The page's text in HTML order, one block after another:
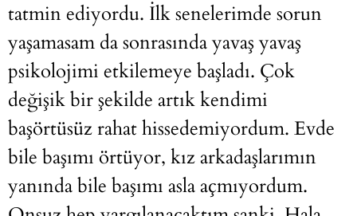
tatmin ediyordu. İlk senelerimde sorun
yaşamasam da sonrasında yavaş yavaş
psikolojimi etkilemeye başladı. Çok
değişik bir şekilde artık kendimi
başörtüsüz rahat hissedemiyordum. Evde
bile başımı örtüyor, kız arkadaşlarımın
yanında bile başımı asla açmıyordum.